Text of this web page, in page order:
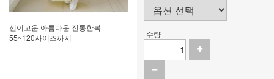
선이고운 아름다운 전통한복
55~120사이즈까지
수량